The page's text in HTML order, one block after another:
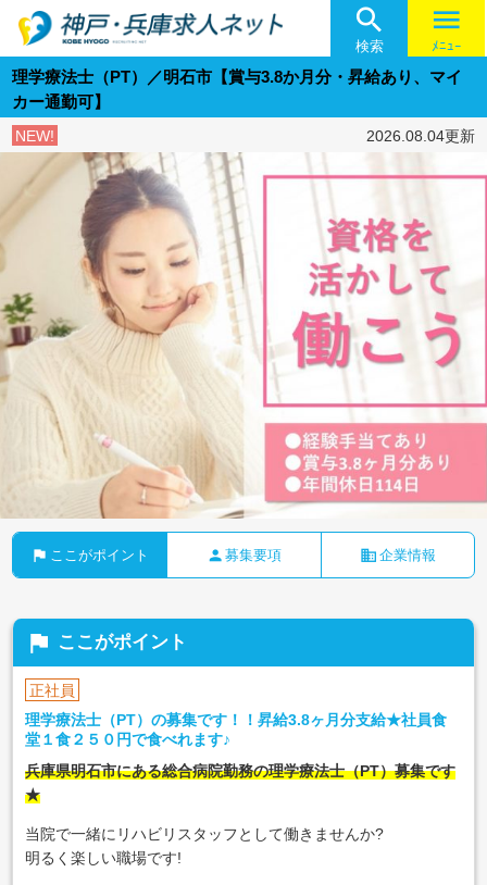

検索
menu
ﾒﾆｭｰ
理学療法士（PT）／明石市【賞与3.8か月分・昇給あり、マイ
カー通勤可】
NEW! 2026.08.04更新
flag ここがポイント person 募集要項 business 企業情報
flag ここがポイント
正社員
理学療法士（PT）の募集です！！昇給3.8ヶ月分支給★社員食
堂１食２５０円で食べれます♪
兵庫県明石市にある総合病院勤務の理学療法士（PT）募集です
★
当院で一緒にリハビリスタッフとして働きませんか?
明るく楽しい職場です!